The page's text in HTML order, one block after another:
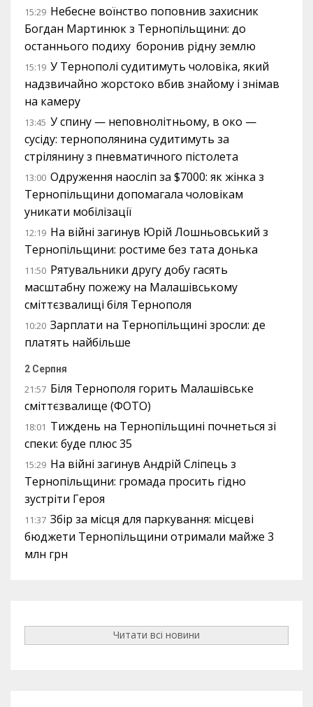
15:29 Небесне воїнство поповнив захисник
Богдан Мартинюк з Тернопільщини: до
останнього подиху боронив рідну землю
15:19 У Тернополі судитимуть чоловіка, який
надзвичайно жорстоко вбив знайому і знімав
на камеру
13:45 У спину — неповнолітньому, в око —
сусіду: тернополянина судитимуть за
стрілянину з пневматичного пістолета
13:00 Одруження наосліп за $7000: як жінка з
Тернопільщини допомагала чоловікам
уникати мобілізації
12:19 На війні загинув Юрій Лошньовський з
Тернопільщини: ростиме без тата донька
11:50 Рятувальники другу добу гасять
масштабну пожежу на Малашівському
сміттєзвалищі біля Тернополя
10:20 Зарплати на Тернопільщині зросли: де
платять найбільше
2 Серпня
21:57 Біля Тернополя горить Малашівське
сміттєзвалище (ФОТО)
18:01 Тиждень на Тернопільщині почнеться зі
спеки: буде плюс 35
15:29 На війні загинув Андрій Сліпець з
Тернопільщини: громада просить гідно
зустріти Героя
11:37 Збір за місця для паркування: місцеві
бюджети Тернопільщини отримали майже 3
млн грн
Читати всі новини